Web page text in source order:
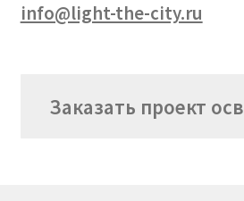
info@light-the-city.ru
Заказать проект